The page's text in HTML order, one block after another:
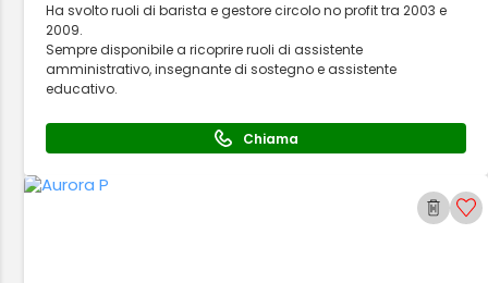
Ha svolto ruoli di barista e gestore circolo no profit tra 2003 e
2009.
Sempre disponibile a ricoprire ruoli di assistente
amministrativo, insegnante di sostegno e assistente
educativo.
Chiama